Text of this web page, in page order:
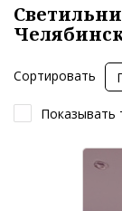
Сортировать
Показывать